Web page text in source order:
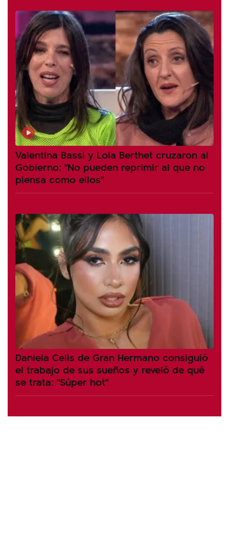
Valentina Bassi y Lola Berthet cruzaron al
Gobierno: "No pueden reprimir al que no
piensa como ellos"
Daniela Celis de Gran Hermano consiguió
el trabajo de sus sueños y reveló de qué
se trata: "Súper hot"